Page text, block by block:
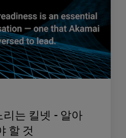
는 킬넷 - 알아
할 것